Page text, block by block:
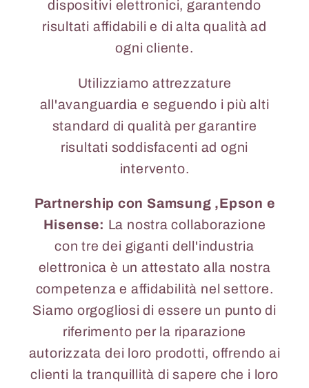
dispositivi elettronici, garantendo
risultati affidabili e di alta qualità ad
ogni cliente.
Utilizziamo attrezzature
all'avanguardia e seguendo i più alti
standard di qualità per garantire
risultati soddisfacenti ad ogni
intervento.
Partnership con Samsung ,Epson e
Hisense: La nostra collaborazione
con tre dei giganti dell'industria
elettronica è un attestato alla nostra
competenza e affidabilità nel settore.
Siamo orgogliosi di essere un punto di
riferimento per la riparazione
autorizzata dei loro prodotti, offrendo ai
clienti la tranquillità di sapere che i loro